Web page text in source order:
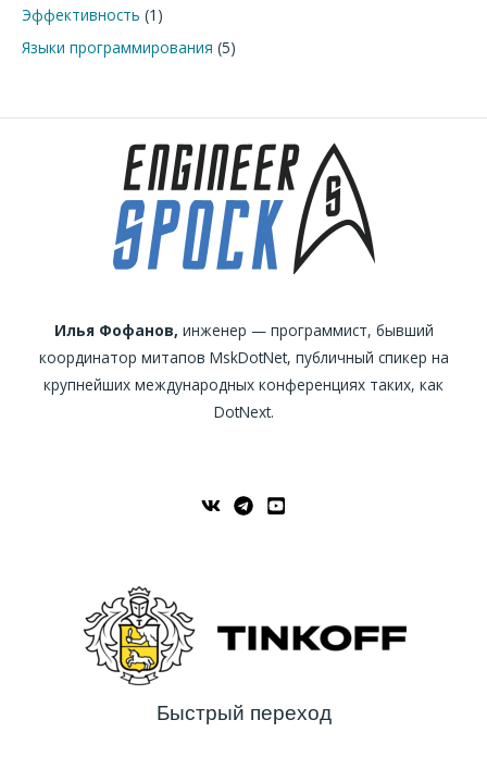
Эффективность (1)
Языки программирования (5)
Илья Фофанов, инженер — программист, бывший
координатор митапов MskDotNet, публичный спикер на
крупнейших международных конференциях таких, как
DotNext.
Быстрый переход